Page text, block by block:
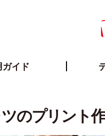
ガイド
のプリント